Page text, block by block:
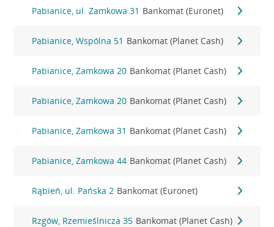
Pabianice, ul. Zamkowa 31 Bankomat (Euronet)
Pabianice, Wspólna 51 Bankomat (Planet Cash)
Pabianice, Zamkowa 20 Bankomat (Planet Cash)
Pabianice, Zamkowa 20 Bankomat (Planet Cash)
Pabianice, Zamkowa 31 Bankomat (Planet Cash)
Pabianice, Zamkowa 44 Bankomat (Planet Cash)
Rąbień, ul. Pańska 2 Bankomat (Euronet)
Rzgów, Rzemieślnicza 35 Bankomat (Planet Cash)